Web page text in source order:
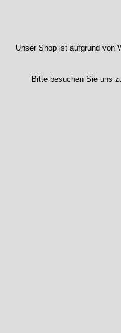
Unser Shop ist aufgrund von
Bitte besuchen Sie uns